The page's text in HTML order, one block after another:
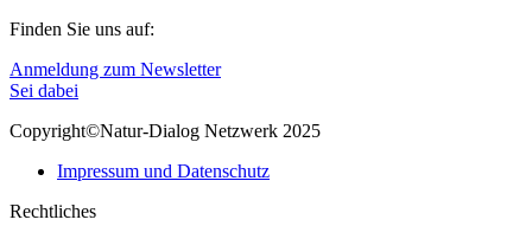
Finden Sie uns auf:
Linkedin
page
in
window
E-
Mail
opens
new
Anmeldung zum Newsletter
Sei dabei
Copyright©Natur-Dialog Netzwerk 2025
Impressum und Datenschutz
Rechtliches